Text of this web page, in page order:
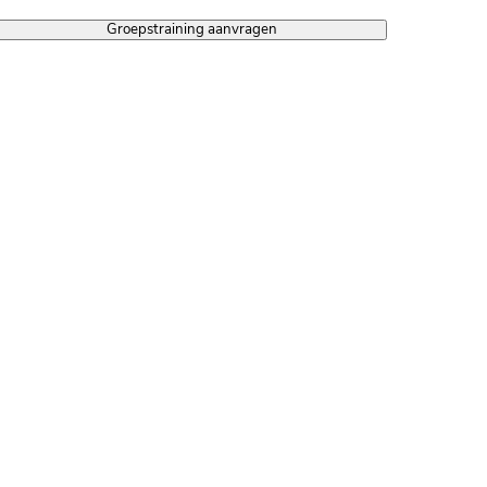
Groepstraining aanvragen